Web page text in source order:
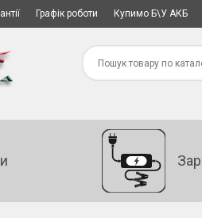
Графік роботи Купимо Б\У АКБ